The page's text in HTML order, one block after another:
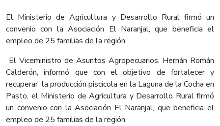
El Ministerio de Agricultura y Desarrollo Rural firmó un
convenio con la Asociación El Naranjal, que beneficia el
empleo de 25 familias de la región.
El Viceministro de Asuntos Agropecuarios, Hernán Román
Calderón, informó que con el objetivo de fortalecer y
recuperar la producción piscícola en la Laguna de la Cocha en
Pasto, el Ministerio de Agricultura y Desarrollo Rural firmó
un convenio con la Asociación El Naranjal, que beneficia el
empleo de 25 familias de la región.